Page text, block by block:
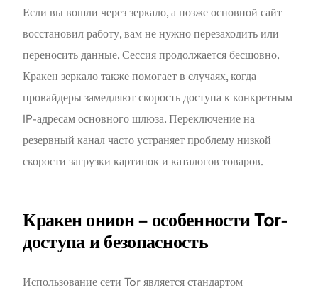
Если вы вошли через зеркало, а позже основной сайт
восстановил работу, вам не нужно перезаходить или
переносить данные. Сессия продолжается бесшовно.
Кракен зеркало также помогает в случаях, когда
провайдеры замедляют скорость доступа к конкретным
IP-адресам основного шлюза. Переключение на
резервный канал часто устраняет проблему низкой
скорости загрузки картинок и каталогов товаров.
Кракен онион – особенности Tor-
доступа и безопасность
Использование сети Tor является стандартом